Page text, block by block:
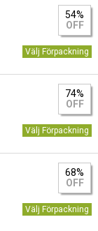
54%
OFF
Välj Förpackning
74%
OFF
Välj Förpackning
68%
OFF
Välj Förpackning